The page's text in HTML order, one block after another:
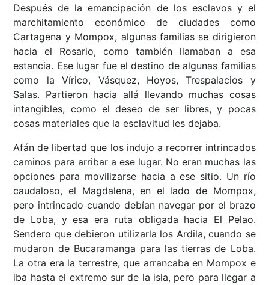
Después de la emancipación de los esclavos y el
marchitamiento económico de ciudades como
Cartagena y Mompox, algunas familias se dirigieron
hacia el Rosario, como también llamaban a esa
estancia. Ese lugar fue el destino de algunas familias
como la Vírico, Vásquez, Hoyos, Trespalacios y
Salas. Partieron hacia allá llevando muchas cosas
intangibles, como el deseo de ser libres, y pocas
cosas materiales que la esclavitud les dejaba.
Afán de libertad que los indujo a recorrer intrincados
caminos para arribar a ese lugar. No eran muchas las
opciones para movilizarse hacia a ese sitio. Un río
caudaloso, el Magdalena, en el lado de Mompox,
pero intrincado cuando debían navegar por el brazo
de Loba, y esa era ruta obligada hacia El Pelao.
Sendero que debieron utilizarla los Ardila, cuando se
mudaron de Bucaramanga para las tierras de Loba.
La otra era la terrestre, que arrancaba en Mompox e
iba hasta el extremo sur de la isla, pero para llegar a